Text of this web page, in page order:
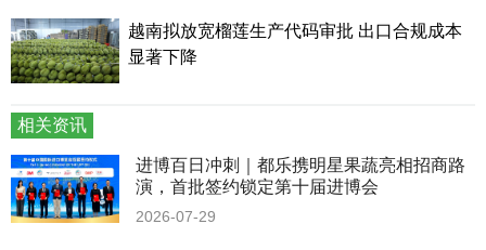
越南拟放宽榴莲生产代码审批 出口合规成本
显著下降
相关资讯
进博百日冲刺｜都乐携明星果蔬亮相招商路
演，首批签约锁定第十届进博会
2026-07-29